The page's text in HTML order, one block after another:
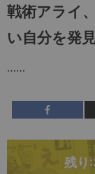
戦術アライ
い自分を発見
……
残り